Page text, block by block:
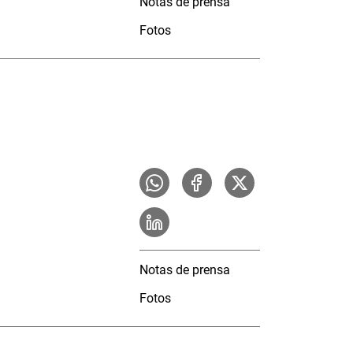
Fotos
Notas de prensa
Fotos